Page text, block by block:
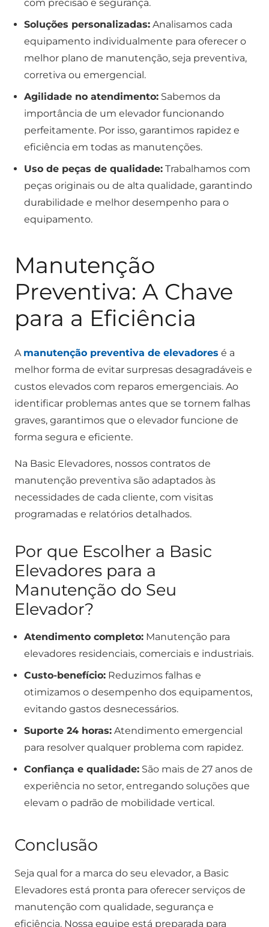
com precisão e segurança.
Soluções personalizadas: Analisamos cada
equipamento individualmente para oferecer o
melhor plano de manutenção, seja preventiva,
corretiva ou emergencial.
Agilidade no atendimento: Sabemos da
importância de um elevador funcionando
perfeitamente. Por isso, garantimos rapidez e
eficiência em todas as manutenções.
Uso de peças de qualidade: Trabalhamos com
peças originais ou de alta qualidade, garantindo
durabilidade e melhor desempenho para o
equipamento.
Manutenção
Preventiva: A Chave
para a Eficiência
A manutenção preventiva de elevadores é a
melhor forma de evitar surpresas desagradáveis e
custos elevados com reparos emergenciais. Ao
identificar problemas antes que se tornem falhas
graves, garantimos que o elevador funcione de
forma segura e eficiente.
Na Basic Elevadores, nossos contratos de
manutenção preventiva são adaptados às
necessidades de cada cliente, com visitas
programadas e relatórios detalhados.
Por que Escolher a Basic
Elevadores para a
Manutenção do Seu
Elevador?
Atendimento completo: Manutenção para
elevadores residenciais, comerciais e industriais.
Custo-benefício: Reduzimos falhas e
otimizamos o desempenho dos equipamentos,
evitando gastos desnecessários.
Suporte 24 horas: Atendimento emergencial
para resolver qualquer problema com rapidez.
Confiança e qualidade: São mais de 27 anos de
experiência no setor, entregando soluções que
elevam o padrão de mobilidade vertical.
Conclusão
Seja qual for a marca do seu elevador, a Basic
Elevadores está pronta para oferecer serviços de
manutenção com qualidade, segurança e
eficiência. Nossa equipe está preparada para